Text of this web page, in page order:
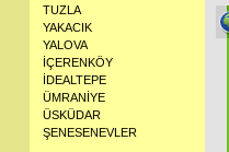
TUZLA
YAKACIK
YALOVA
İÇERENKÖY
İDEALTEPE
ÜMRANİYE
ÜSKÜDAR
ŞENESENEVLER